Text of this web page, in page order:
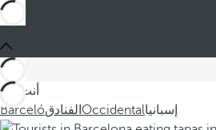
أنت في
Barcelóالفنادق Occidentalإسبانيا